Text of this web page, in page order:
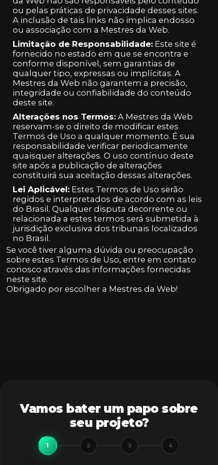
ou pelas práticas de privacidade desses sites.
A inclusão de tais links não implica endosso
ou associação com a Mestres da Web.
Limitação de Responsabilidade: Este site é
fornecido no estado em que se encontra e
conforme disponível, sem garantias de
qualquer tipo, expressas ou implícitas. A
Mestres da Web não garantem a precisão,
integridade ou confiabilidade do conteúdo
deste site.
Alterações nos Termos: A Mestres da Web
reservam-se o direito de modificar estes
Termos de Uso a qualquer momento. É sua
responsabilidade verificar periodicamente
quaisquer alterações. O uso contínuo deste
site após a publicação de alterações
constituirá sua aceitação dessas alterações.
Lei Aplicável: Estes Termos de Uso serão
regidos e interpretados de acordo com as leis
do Brasil. Qualquer disputa decorrente ou
relacionada a estes termos será submetida à
jurisdição exclusiva dos tribunais localizados
no Brasil.
Se você tiver alguma dúvida ou preocupação
sobre estes Termos de Uso, entre em contato
conosco através das informações fornecidas
neste site.
Obrigado por escolher a Mestres da Web!
Vamos bater um papo sobre
seu projeto?
1 2 3 4